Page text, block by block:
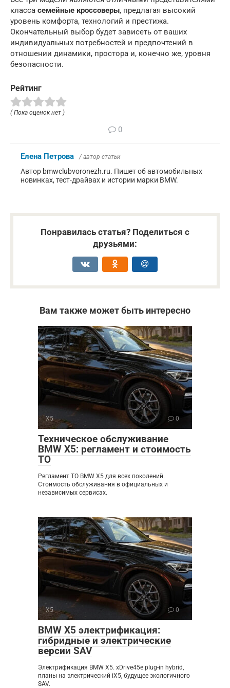
класса семейные кроссоверы, предлагая высокий
уровень комфорта, технологий и престижа.
Окончательный выбор будет зависеть от ваших
индивидуальных потребностей и предпочтений в
отношении динамики, простора и, конечно же, уровня
безопасности.
Рейтинг
( Пока оценок нет )
0
Елена Петрова / автор статьи
Автор bmwclubvoronezh.ru. Пишет об автомобильных
новинках, тест-драйвах и истории марки BMW.
Понравилась статья? Поделиться с
друзьями:
Вам также может быть интересно
X5 0
Техническое обслуживание
BMW X5: регламент и стоимость
ТО
Регламент ТО BMW X5 для всех поколений.
Стоимость обслуживания в официальных и
независимых сервисах.
X5 0
BMW X5 электрификация:
гибридные и электрические
версии SAV
Электрификация BMW X5. xDrive45e plug-in hybrid,
планы на электрический iX5, будущее экологичного
SAV.